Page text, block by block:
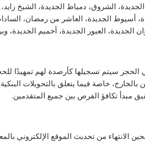
المنصورة الجديدة، 6 أكتوبر الجديدة، أسيوط الجديدة، العاشر من
العبور الجديدة، أخميم الجديدة،
سيتم تسجيلها كأرصدة لهم تمهيدًا
خاصة فيما يتعلق بالتحويلات
مبدأ تكافؤ الفرص بين جميع المتقدمين.
الانتهاء من تحديث الموقع الإلكتروني